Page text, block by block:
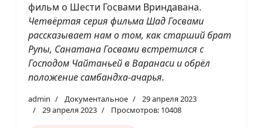
фильм о Шести Госвами Вриндавана.
Четвёртая серия фильма Шад Госвами
рассказывает нам о том, как старший брат
Рупы, Санатана Госвами встретился с
Господом Чайтаньей в Варанаси и обрёл
положение самбандха-ачарья.
admin Документальное
29 апреля 2023
29 апреля 2023
Просмотров: 10408